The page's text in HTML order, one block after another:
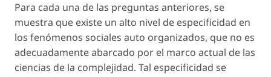
Para cada una de las preguntas anteriores, se
muestra que existe un alto nivel de especificidad en
los fenómenos sociales auto organizados, que no es
adecuadamente abarcado por el marco actual de las
ciencias de la complejidad. Tal especificidad se